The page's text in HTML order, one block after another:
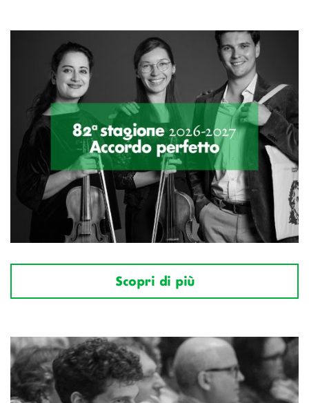
Scopri di più